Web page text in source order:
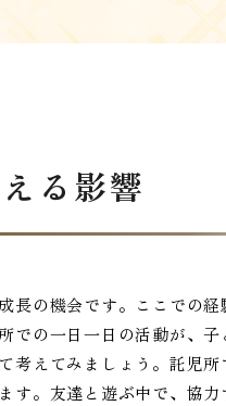
る影響
長の機会です。ここでの
での一日一日の活動が、
考えてみましょう。託児
す。友達と遊ぶ中で、協力